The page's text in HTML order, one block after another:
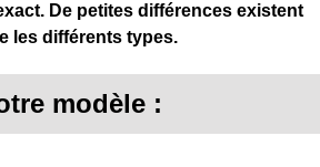
De petites différences existent
les différents types.
modèle :